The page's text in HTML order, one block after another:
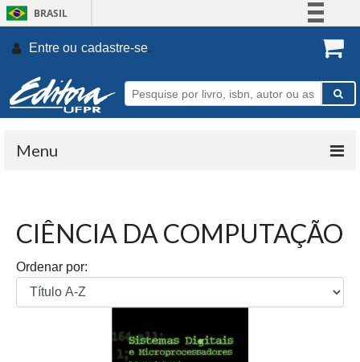
BRASIL
Participe
Entre ou cadastre-se.
Menu
CIÊNCIA DA COMPUTAÇÃO
Ordenar por: